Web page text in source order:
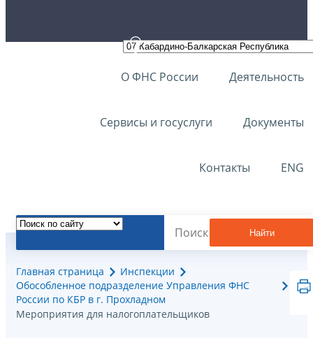
О ФНС России Деятельность
Сервисы и госуслуги Документы
Контакты ENG
Найти
Главная страница
Инспекции
Обособленное подразделение Управления ФНС
России по КБР в г. Прохладном
Мероприятия для налогоплательщиков